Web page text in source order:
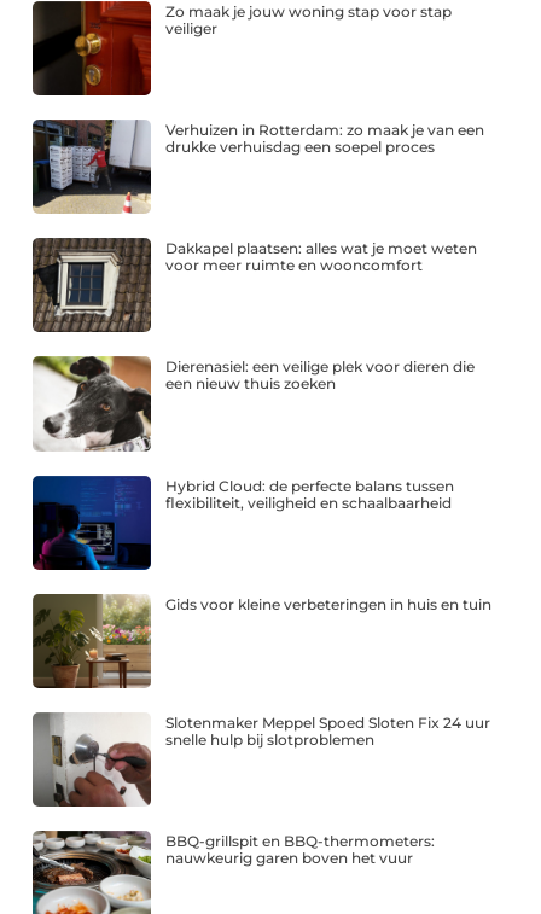
Zo maak je jouw woning stap voor stap
veiliger
Verhuizen in Rotterdam: zo maak je van een
drukke verhuisdag een soepel proces
Dakkapel plaatsen: alles wat je moet weten
voor meer ruimte en wooncomfort
Dierenasiel: een veilige plek voor dieren die
een nieuw thuis zoeken
Hybrid Cloud: de perfecte balans tussen
flexibiliteit, veiligheid en schaalbaarheid
Gids voor kleine verbeteringen in huis en tuin
Slotenmaker Meppel Spoed Sloten Fix 24 uur
snelle hulp bij slotproblemen
BBQ-grillspit en BBQ-thermometers:
nauwkeurig garen boven het vuur